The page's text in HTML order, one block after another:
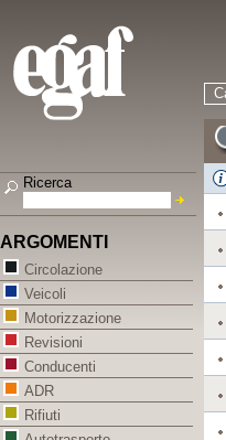
Ricerca
ARGOMENTI
Circolazione
Veicoli
Motorizzazione
Revisioni
Conducenti
ADR
Rifiuti